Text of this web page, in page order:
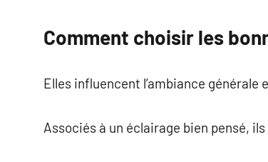
Comment choisir les
Elles influencent l’ambiance
Associés à un éclairage bien pensé,